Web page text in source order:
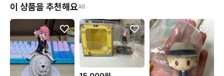
이 상품을 추천해요AD